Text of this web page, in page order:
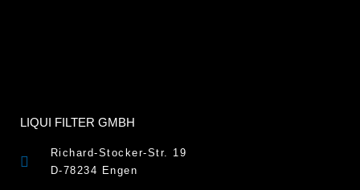
LIQUI FILTER GMBH
Richard-Stocker-Str. 19
D-78234 Engen